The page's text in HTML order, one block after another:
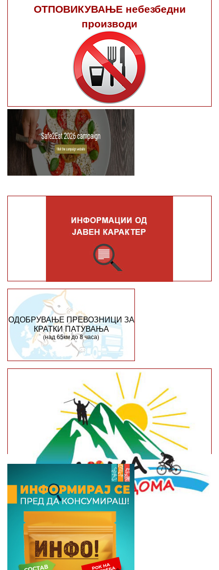
ОТПОВИКУВАЊЕ небезбедни
производи
ОДОБРУВАЊЕ ПРЕВОЗНИЦИ ЗА
КРАТКИ ПАТУВАЊА
(над 65км до 8 часа)